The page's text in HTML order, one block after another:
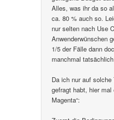
Alles, was ihr da so
ca. 80 % auch so.
nur selten nach Use
Anwenderwünschen
1/5 der Fälle dann
manchmal
Da ich nur auf
gefragt habt, hier mal
Magenta“: